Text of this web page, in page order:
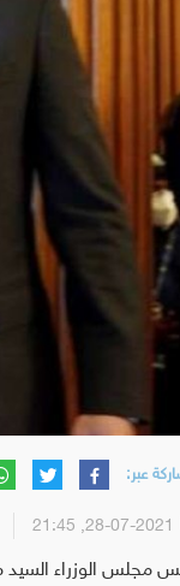
عبر:
مجلس الوزراء